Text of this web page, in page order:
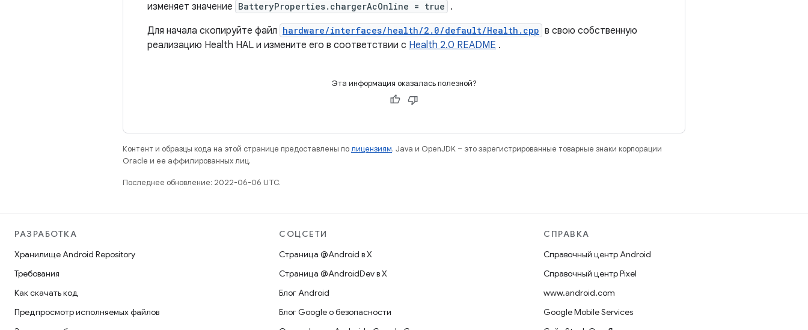
изменяет значение BatteryProperties.chargerAcOnline = true .
Для начала скопируйте файл hardware/interfaces/health/2.0/default/Health.cpp в свою собственную
реализацию Health HAL и измените его в соответствии с Health 2.0 README .
Эта информация оказалась полезной?
Контент и образцы кода на этой странице предоставлены полицензиям. Java и OpenJDK – это зарегистрированные товарные знаки корпорации
Oracle и ее аффилированных лиц.
Последнее обновление: 2022-06-06 UTC.
РАЗРАБОТКА
Хранилище Android Repository
Требования
Как скачать код
Предпросмотр исполняемых файлов
СОЦСЕТИ
Страница @Android в X
Страница @AndroidDev в X
Блог Android
Блог Google о безопасности
СПРАВКА
Справочный центр Android
Справочный центр Pixel
www.android.com
Google Mobile Services